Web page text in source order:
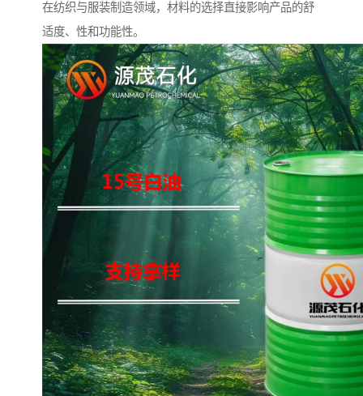
在纺织与服装制造领域，材料的选择直接影响产品的舒
适度、性和功能性。